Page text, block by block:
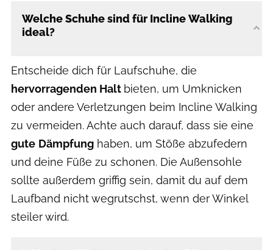
Welche Schuhe sind für Incline Walking
ideal?
Entscheide dich für Laufschuhe, die
hervorragenden Halt bieten, um Umknicken
oder andere Verletzungen beim Incline Walking
zu vermeiden. Achte auch darauf, dass sie eine
gute Dämpfung haben, um Stöße abzufedern
und deine Füße zu schonen. Die Außensohle
sollte außerdem griffig sein, damit du auf dem
Laufband nicht wegrutschst, wenn der Winkel
steiler wird.